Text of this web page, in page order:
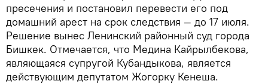
пресечения и постановил перевести его под
домашний арест на срок следствия — до 17 июля.
Решение вынес Ленинский районный суд города
Бишкек. Отмечается, что Медина Кайрылбекова,
являющаяся супругой Кубандыкова, является
действующим депутатом Жогорку Кенеша.